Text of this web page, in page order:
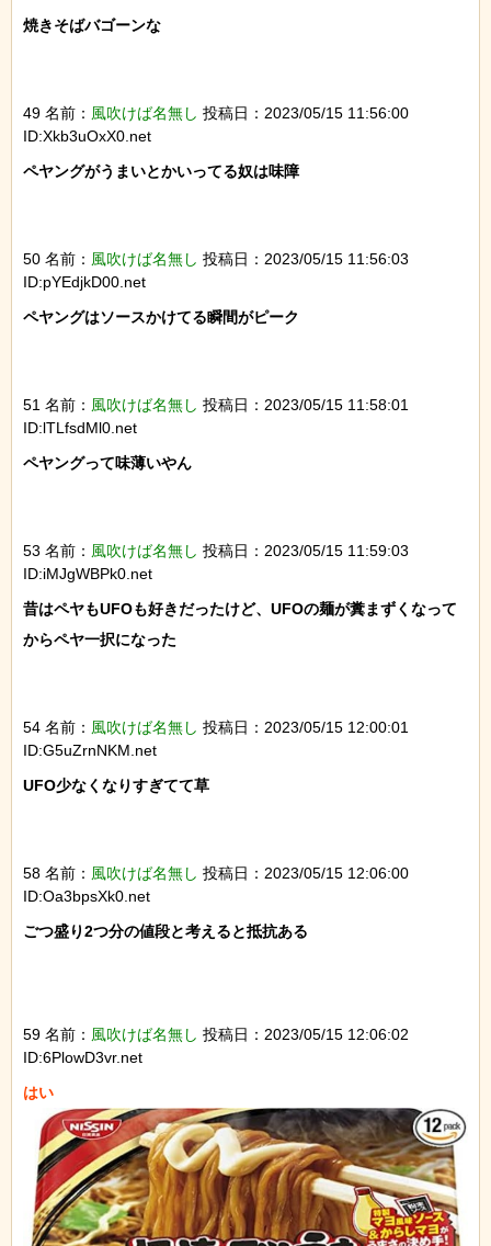
焼きそばバゴーンな
49 名前： 風吹けば名無し 投稿日：2023/05/15 11:56:00
ID:Xkb3uOxX0.net
ペヤングがうまいとかいってる奴は味障
50 名前： 風吹けば名無し 投稿日：2023/05/15 11:56:03
ID:pYEdjkD00.net
ペヤングはソースかけてる瞬間がピーク
51 名前： 風吹けば名無し 投稿日：2023/05/15 11:58:01
ID:lTLfsdMl0.net
ペヤングって味薄いやん
53 名前： 風吹けば名無し 投稿日：2023/05/15 11:59:03
ID:iMJgWBPk0.net
昔はペヤもUFOも好きだったけど、UFOの麺が糞まずくなって
からペヤ一択になった
54 名前： 風吹けば名無し 投稿日：2023/05/15 12:00:01
ID:G5uZrnNKM.net
UFO少なくなりすぎてて草
58 名前： 風吹けば名無し 投稿日：2023/05/15 12:06:00
ID:Oa3bpsXk0.net
ごつ盛り2つ分の値段と考えると抵抗ある
59 名前： 風吹けば名無し 投稿日：2023/05/15 12:06:02
ID:6PlowD3vr.net